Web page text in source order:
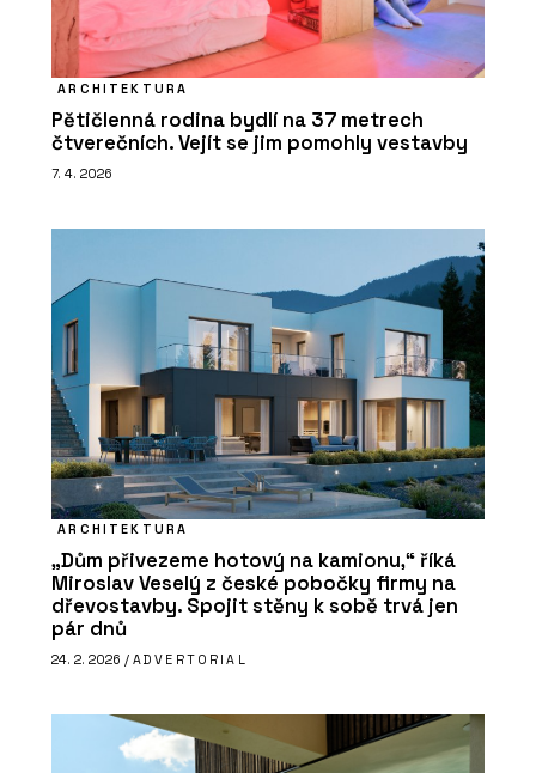
ARCHITEKTURA
Pětičlenná rodina bydlí na 37 metrech
čtverečních. Vejít se jim pomohly vestavby
7. 4. 2026
ARCHITEKTURA
„Dům přivezeme hotový na kamionu,“ říká
Miroslav Veselý z české pobočky firmy na
dřevostavby. Spojit stěny k sobě trvá jen
pár dnů
24. 2. 2026 / ADVERTORIAL